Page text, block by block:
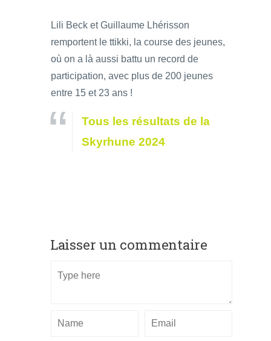
Lili Beck et Guillaume Lhérisson
remportent le ttikki, la course des jeunes,
où on a là aussi battu un record de
participation, avec plus de 200 jeunes
entre 15 et 23 ans !
Tous les résultats de la
Skyrhune 2024
Laisser un commentaire